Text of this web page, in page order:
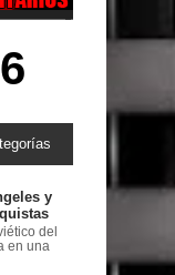
y
del
en una